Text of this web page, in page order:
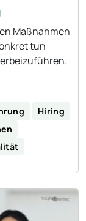
Maßnahmen
tun
Hiring